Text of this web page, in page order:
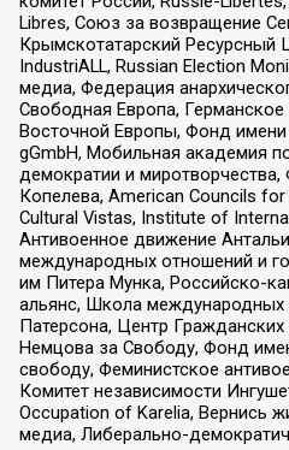
Libres, Союз за возвращение
Крымскотатарский Ресурсный
IndustriALL, Russian Election
медиа, Федерация
Свободная Европа,
Восточной Европы, Фонд
gGmbH, Мобильная академия
демократии и
Копелева, American Councils
Cultural Vistas, Institute of
Антивоенное движение
международных отношений и
им Питера Мунка, Российско-
альянс, Школа
Патерсона, Центр
Немцова за Свободу, Фонд
свободу, Феминистское
Комитет независимости
Occupation of Karelia, Вернись
медиа, Либерально-